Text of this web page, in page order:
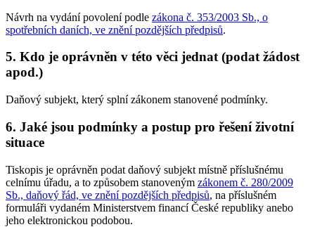
Návrh na vydání povolení podle zákona č. 353/2003 Sb., o
spotřebních daních, ve znění pozdějších předpisů.
5. Kdo je oprávněn v této věci jednat (podat žádost
apod.)
Daňový subjekt, který splní zákonem stanovené podmínky.
6. Jaké jsou podmínky a postup pro řešení životní
situace
Tiskopis je oprávněn podat daňový subjekt místně příslušnému
celnímu úřadu, a to způsobem stanoveným zákonem č. 280/2009
Sb., daňový řád, ve znění pozdějších předpisů, na příslušném
formuláři vydaném Ministerstvem financí České republiky anebo
jeho elektronickou podobou.